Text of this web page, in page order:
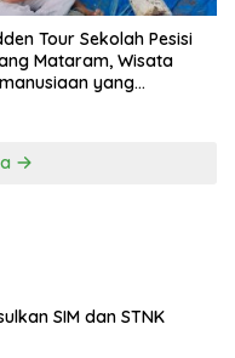
Tour Sekolah Pesisi
Mataram, Wisata
yang
SIM dan STNK